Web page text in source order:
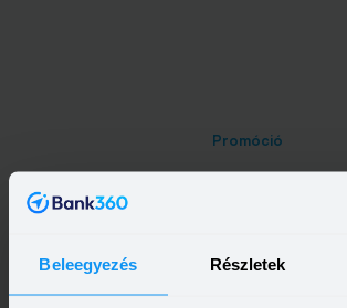
Beleegyezés Részletek
Promóció
A legfrissebb